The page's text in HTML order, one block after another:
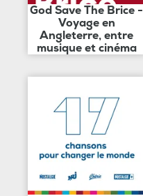
God Save The Brice -
Voyage en
Angleterre, entre
musique et cinéma